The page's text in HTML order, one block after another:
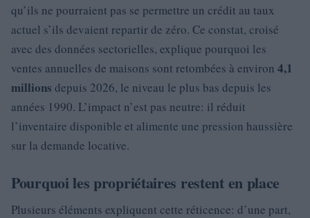
qu’ils ne pourraient pas se permettre un crédit au taux
actuel s’ils devaient repartir de zéro. Ce constat, croisé
avec des données sectorielles, explique pourquoi les
ventes annuelles de maisons sont retombées à environ 4,1
millions depuis 2026, le niveau le plus bas depuis les
années 1990. L’impact n’est pas neutre: il réduit
l’inventaire disponible et alimente une pression haussière
sur la demande locative.
Pourquoi les propriétaires restent en place
Plusieurs éléments expliquent cette réticence: d’une part,